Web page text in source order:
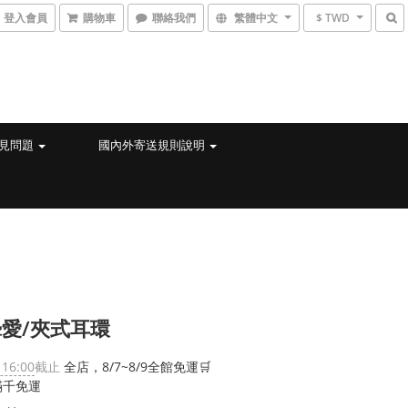
登入會員 購物車 聯絡我們 繁體中文 $ TWD
問題 國內外寄送規則說明
/夾式耳環
截止 全店，8/7~8/9全館免運🛒
免運